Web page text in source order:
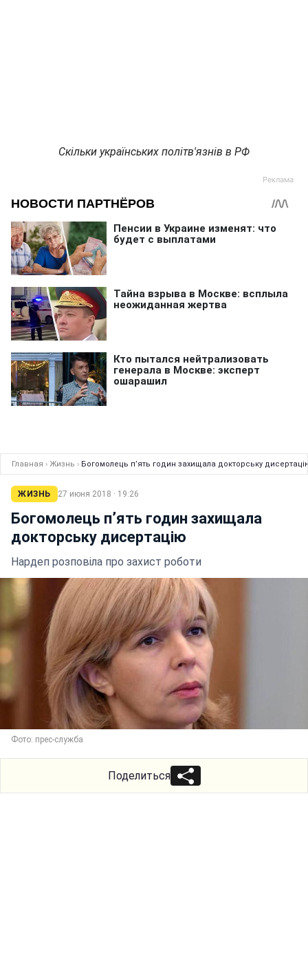
Скільки українських політв'язнів в РФ
Главная › Жизнь › Богомолець п’ять годин захищала докторську
ЖИЗНЬ 27 июня 2018 · 19:26
Богомолець п’ять годин захищала
докторську дисертацію
Нардеп розповіла про захист роботи
Фото: прес-служба
Поделиться